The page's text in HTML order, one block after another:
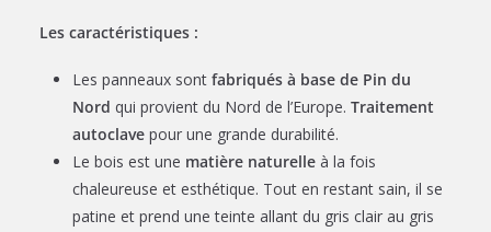
Les caractéristiques :
Les panneaux sont fabriqués à base de Pin du
Nord qui provient du Nord de l’Europe. Traitement
autoclave pour une grande durabilité.
Le bois est une matière naturelle à la fois
chaleureuse et esthétique. Tout en restant sain, il se
patine et prend une teinte allant du gris clair au gris